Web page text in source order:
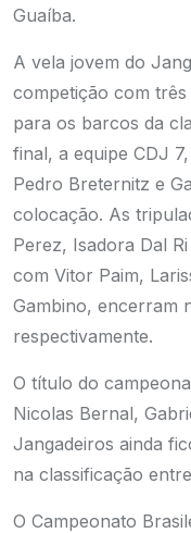
Guaíba.
A vela jovem do
competição com três
para os barcos da
final, a equipe CDJ
Pedro Breternitz e
colocação. As
Perez, Isadora Dal
com Vitor Paim,
Gambino, encerram
respectivamente.
O título do
Nicolas Bernal,
Jangadeiros ainda
na classificação
O Campeonato